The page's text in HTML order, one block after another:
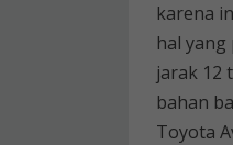
karena
hal
jarak 12
bahan
Toyota